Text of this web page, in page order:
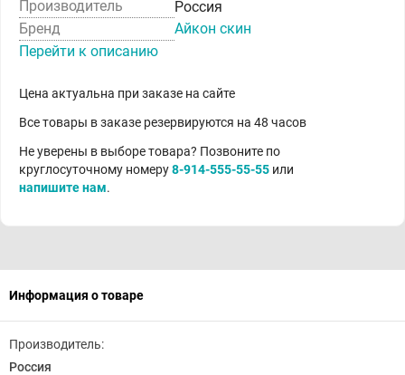
Производитель
Россия
Бренд
Айкон скин
Перейти к описанию
Цена актуальна при заказе на сайте
Все товары в заказе резервируются на 48 часов
Не уверены в выборе товара? Позвоните по
круглосуточному номеру8-914-555-55-55 или
напишите нам.
Информация о товаре
Производитель:
Россия